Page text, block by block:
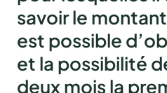
savoir le
est possible
et la possibilité
deux mois la